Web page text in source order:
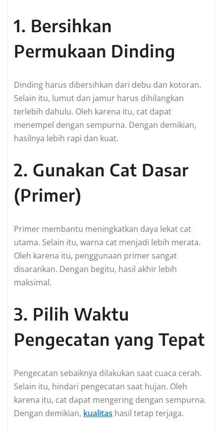
1. Bersihkan
Permukaan Dinding
Dinding harus dibersihkan dari debu dan kotoran.
Selain itu, lumut dan jamur harus dihilangkan
terlebih dahulu. Oleh karena itu, cat dapat
menempel dengan sempurna. Dengan demikian,
hasilnya lebih rapi dan kuat.
2. Gunakan Cat Dasar
(Primer)
Primer membantu meningkatkan daya lekat cat
utama. Selain itu, warna cat menjadi lebih merata.
Oleh karena itu, penggunaan primer sangat
disarankan. Dengan begitu, hasil akhir lebih
maksimal.
3. Pilih Waktu
Pengecatan yang Tepat
Pengecatan sebaiknya dilakukan saat cuaca cerah.
Selain itu, hindari pengecatan saat hujan. Oleh
karena itu, cat dapat mengering dengan sempurna.
Dengan demikian, kualitas hasil tetap terjaga.